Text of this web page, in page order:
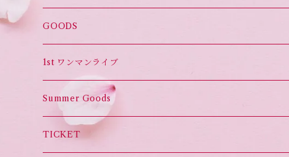
オススメ！
Set List CD
GOODS
1st ワンマンライブ
Summer Goods
TICKET